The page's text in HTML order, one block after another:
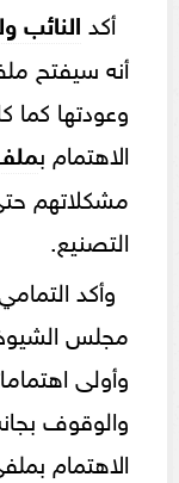
أكد النائب
أنه سيفتح
وعودتها
الاهتمام ب
مشكلاتهم
التصنيع.
وأكد
مجلس
وأولى
والوقوف
الاهتمام